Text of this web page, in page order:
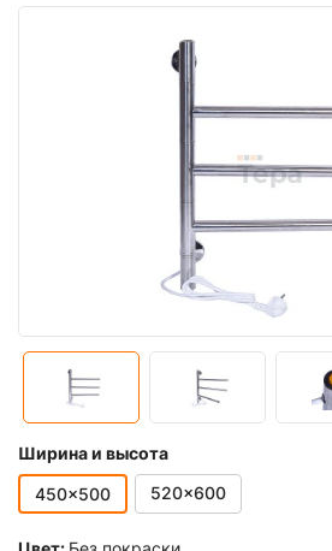
Ширина и высота
450x500
520x600